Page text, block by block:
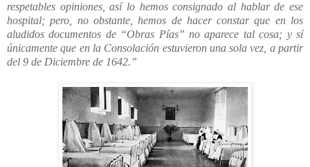
respetables opiniones, así lo hemos consignado al hablar de ese
hospital; pero, no obstante, hemos de hacer constar que en los
aludidos documentos de “Obras Pías” no aparece tal cosa; y sí
únicamente que en la Consolación estuvieron una sola vez, a partir
del 9 de Diciembre de 1642.”